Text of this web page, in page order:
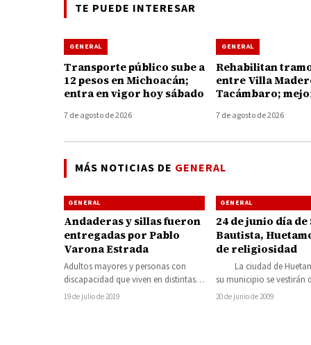
TE PUEDE INTERESAR
GENERAL
Transporte público sube a
12 pesos en Michoacán;
entra en vigor hoy sábado
7 de agosto de 2026
GENERAL
Rehabilitan
entre Villa
Tacámbaro;
Caliente
7 de agosto de 2026
MÁS NOTICIAS DE GENERAL
GENERAL
Andaderas y sillas fueron
entregadas por Pablo
Varona Estrada
Adultos mayores y personas con
discapacidad que viven en distintas
comunidades y la cabecera
19 de julio de 2019
GENERAL
24 de junio día de
Bautista,
de religiosidad
La ciudad de
su municipio se vestirán
celebrar al Santo Patrón…
20 de junio de 2009